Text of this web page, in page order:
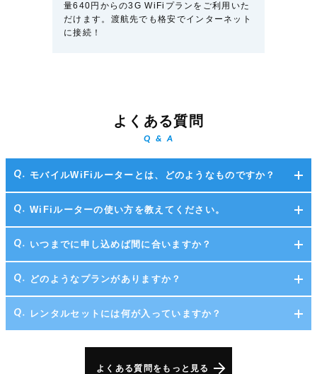
量640円からの3G WiFiプランをご利用いた
だけます。渡航先でも格安でインターネット
に接続！
よくある質問
Q & A
モバイルWiFiルーターとは、どのようなものですか？
WiFiルーターの使い方を教えてください。
いつまでに申し込めば間に合いますか？
どのようなプランがありますか？
レンタルセットには何が入っていますか？
よくある質問をもっと見る